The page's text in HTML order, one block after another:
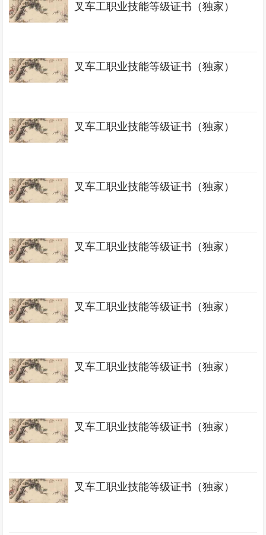
叉车工职业技能等级证书（独家）
叉车工职业技能等级证书（独家）
叉车工职业技能等级证书（独家）
叉车工职业技能等级证书（独家）
叉车工职业技能等级证书（独家）
叉车工职业技能等级证书（独家）
叉车工职业技能等级证书（独家）
叉车工职业技能等级证书（独家）
叉车工职业技能等级证书（独家）